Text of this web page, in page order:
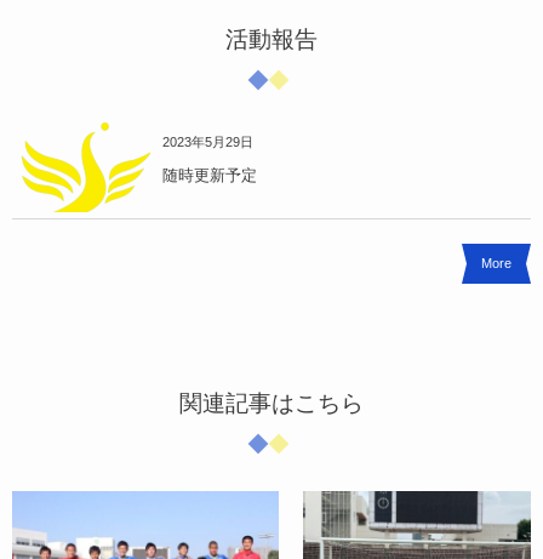
活動報告
2023年5月29日
随時更新予定
More
関連記事はこちら